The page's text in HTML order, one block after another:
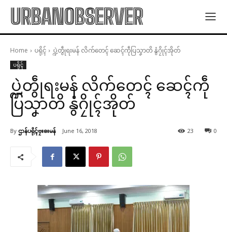
URBANOBSERVER
Home ပရိုၚ် ပ္ဍဲတွဵုရးမန် လိက်တေၚ် ဆေၚ်ကဵုပြသၞာတိ နွံဂၠိုၚ်အိုတ်
ပရိုၚ်
ပ္ဍဲတွဵုရးမန် လိက်တေၚ် ဆေၚ်ကဵု
ပြသၞာတိ နွံဂၠိုၚ်အိုတ်
By ဌာန်ပရိုၚ်ဗၠးၜးမန် June 16, 2018 0
23